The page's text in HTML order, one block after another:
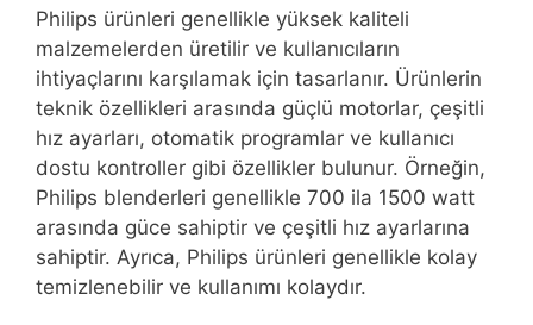
Philips ürünleri genellikle yüksek kaliteli
malzemelerden üretilir ve kullanıcıların
ihtiyaçlarını karşılamak için tasarlanır. Ürünlerin
teknik özellikleri arasında güçlü motorlar, çeşitli
hız ayarları, otomatik programlar ve kullanıcı
dostu kontroller gibi özellikler bulunur. Örneğin,
Philips blenderleri genellikle 700 ila 1500 watt
arasında güce sahiptir ve çeşitli hız ayarlarına
sahiptir. Ayrıca, Philips ürünleri genellikle kolay
temizlenebilir ve kullanımı kolaydır.